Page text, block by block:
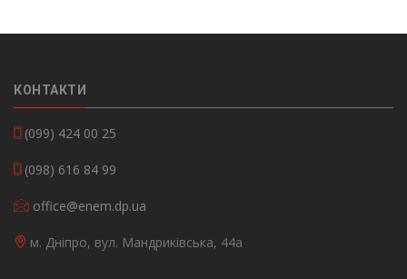
КОНТАКТИ
(099) 424 00 25
(098) 616 84 99
office@enem.dp.ua
м. Дніпро, вул. Мандриківська, 44а